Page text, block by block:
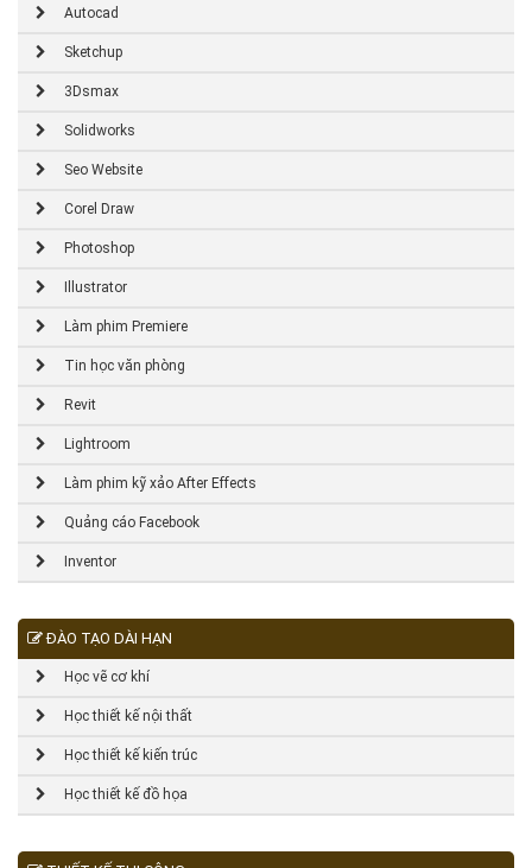
Autocad
Sketchup
3Dsmax
Solidworks
Seo Website
Corel Draw
Photoshop
Illustrator
Làm phim Premiere
Tin học văn phòng
Revit
Lightroom
Làm phim kỹ xảo After Effects
Quảng cáo Facebook
Inventor
ĐÀO TẠO DÀI HẠN
Học vẽ cơ khí
Học thiết kế nội thất
Học thiết kế kiến trúc
Học thiết kế đồ họa